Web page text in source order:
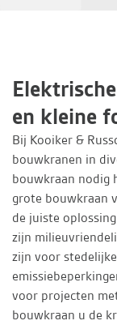
en kleine
Bij Kooiker &
bouwkranen in
bouwkraan nodig
grote bouwkraan
de juiste
zijn
zijn voor
voor projecten
bouwkraan u de